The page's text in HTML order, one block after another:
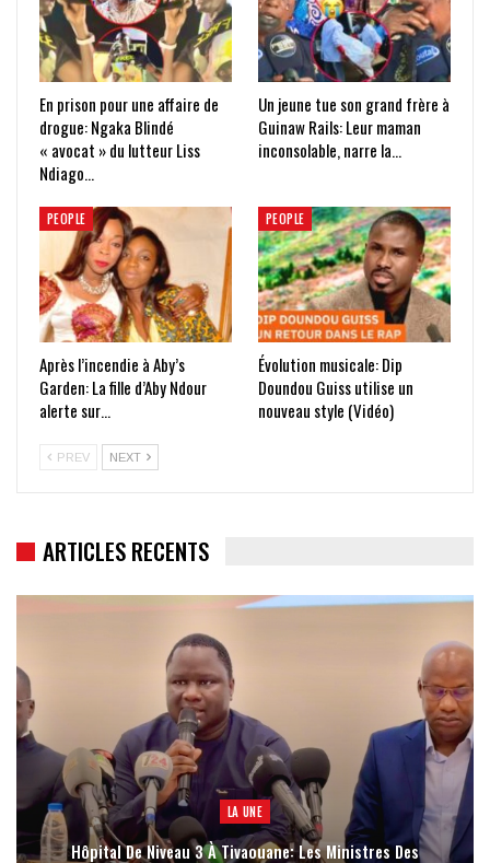
En prison pour une affaire de
drogue: Ngaka Blindé
« avocat » du lutteur Liss
Ndiago…
Un jeune tue son grand frère à
Guinaw Rails: Leur maman
inconsolable, narre la…
PEOPLE
Après l’incendie à Aby’s
Garden: La fille d’Aby Ndour
alerte sur…
PEOPLE
Évolution musicale: Dip
Doundou Guiss utilise un
nouveau style (Vidéo)
PREV NEXT
ARTICLES RECENTS
LA UNE
Hôpital De Niveau 3 À Tivaouane: Les Ministres Des